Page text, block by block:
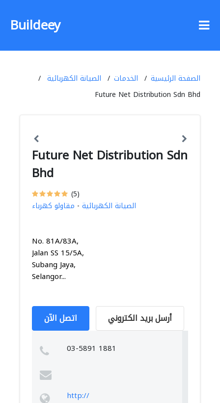
Buildeey
الصفحة الرئيسية الخدمات
الصيانة الكهربائية
Future Net Distribution Sdn Bhd
Future Net Distribution Sdn
Bhd
(5)
الصيانة الكهربائية - مقاولو كهرباء
No. 81A/83A,
Jalan SS 15/5A,
Subang Jaya,
Selangor...
اتصل الآن أرسل بريد الكتروني
03-5891 1881
http://